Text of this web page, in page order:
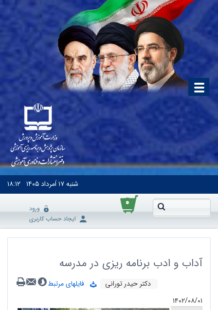
شنبه۱۷ اَمرداد ۱۴۰۵ ۱۸:۱۲
۰
ورود
ایجاد حساب کاربری
آداب و ادب برنامه ریزی در مدرسه
دکتر حیدر تورانی
فایلهای مرتبط
۱۴۰۲/۰۸/۰۱